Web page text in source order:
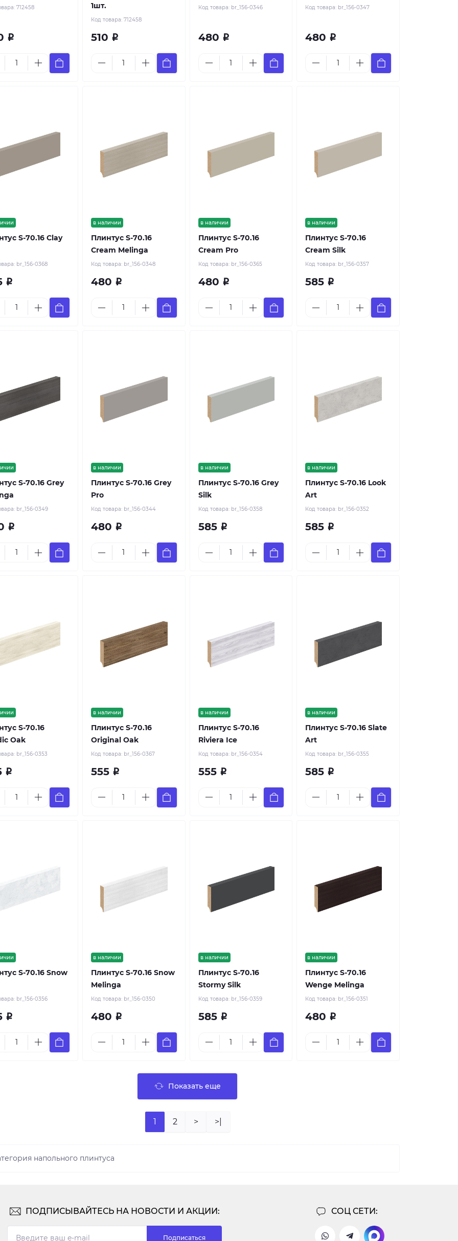
712458
Р
1шт.
Код товара: 712458
510 Р
Код товара: br_156-0346
480 Р
Код товара: br_156-0347
480 Р
S-70.16 Clay
br_156-0368
Р
в наличии
Плинтус S-70.16
Cream Melinga
Код товара: br_156-0348
480 Р
в наличии
Плинтус S-70.16
Cream Pro
Код товара: br_156-0365
480 Р
в наличии
Плинтус S-70.16
Cream Silk
Код товара: br_156-0357
585 Р
S-70.16 Grey
br_156-0349
Р
в наличии
Плинтус S-70.16 Grey
Pro
Код товара: br_156-0344
480 Р
в наличии
Плинтус S-70.16 Grey
Silk
Код товара: br_156-0358
585 Р
в наличии
Плинтус S-70.16 Look
Art
Код товара: br_156-0352
585 Р
S-70.16
Oak
br_156-0353
Р
в наличии
Плинтус S-70.16
Original Oak
Код товара: br_156-0367
555 Р
в наличии
Плинтус S-70.16
Riviera Ice
Код товара: br_156-0354
555 Р
в наличии
Плинтус S-70.16 Slate
Art
Код товара: br_156-0355
585 Р
S-70.16 Snow
br_156-0356
Р
в наличии
Плинтус S-70.16 Snow
Melinga
Код товара: br_156-0350
480 Р
в наличии
Плинтус S-70.16
Stormy Silk
Код товара: br_156-0359
585 Р
в наличии
Плинтус S-70.16
Wenge Melinga
Код товара: br_156-0351
480 Р
Показать еще
1 2 > >|
напольного плинтуса
СОЦ СЕТИ:
ПОДПИСЫВАЙТЕСЬ НА НОВОСТИ И АКЦИИ:
Подписаться